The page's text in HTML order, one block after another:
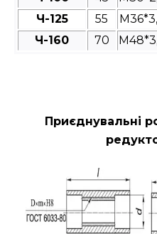
Ч-125
55
Ч-160
70
Приєднувальні